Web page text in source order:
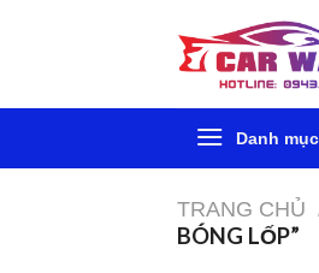
nội
Danh mục
TRANG CHỦ
BÓNG LỐP”